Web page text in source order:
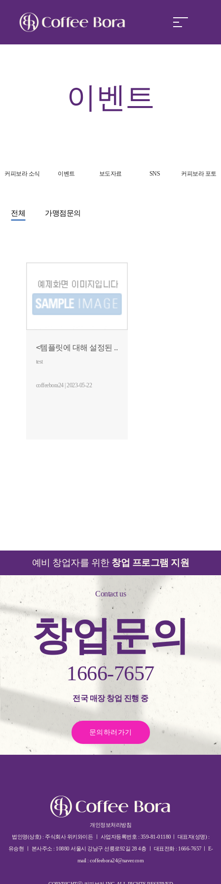
커피보라 경쟁력
이벤트
커피보라 소식 이벤트 보도자료 SNS 커피보라 포토
전체 가맹점문의
<템플릿에 대해 설정된 ..
test
coffeebora24 | 2023-05-22
예비 창업자를 위한 창업 프로그램 지원
Contact us
창업문의
1666-7657
전국 매장 창업 진행 중
문의하러가기
개인정보처리방침
법인명(상호) : 주식회사 위키와이든 ㅣ 사업자등록번호 : 359-81-01180ㅣ 대표자(성명) :
유승현 ㅣ 본사주소 : 10880 서울시 강남구 선릉로92길 28 4층 ㅣ 대표전화 : 1666-7657ㅣ E-
mail : coffeebora24@naver.com